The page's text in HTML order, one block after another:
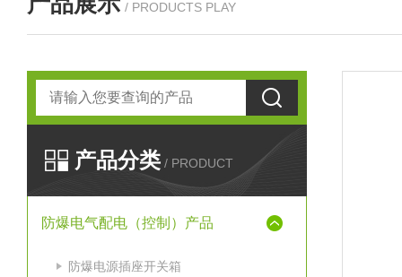
/ PRODUCTS PLAY
产品分类 / PRODUCT
防爆电气配电（控制）产品
防爆电源插座开关箱